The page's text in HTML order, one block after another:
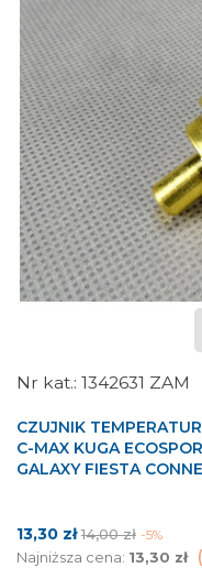
1342631 ZAM
CZUJNIK
C-MAX KUGA
GALAXY FIESTA
Cena
13,30 złCena
podstawowa
14,00 zł -5%
Najniższa cena: 13,30 zł